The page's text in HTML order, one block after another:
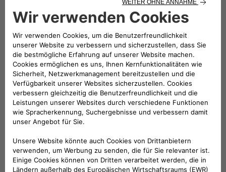
Mathilde das Unternehmen dahingehend ausrichten, um
einen starken Beitrag zur Elektrifizierungsstrategie von
StellantisDare Forward 2030zu leisten. Ziel ist es,
Free2move eSolutions zu einem Akteur für nachhaltige und
profitable Ladelösungen zu machen“, sagte Brigitte
Courtehoux, CEO von Free2move und Mitglied des globalen
Executive Committees von Stellantis.
heißen. Es ist eine Ehre für mich, mit einer Managerin ihres
Ranges mit ausgewiesenen Erfolgen bei Wertschöpfung
zusammenzuarbeiten. Sie besitzt genau die